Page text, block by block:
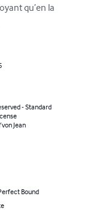
qu’en la
- Standard
Jean
Bound